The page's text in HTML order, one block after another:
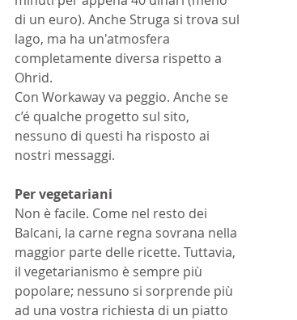
di un euro). Anche Struga si trova sul
lago, ma ha un'atmosfera
completamente diversa rispetto a
Ohrid.
Con Workaway va peggio. Anche se
c’é qualche progetto sul sito,
nessuno di questi ha risposto ai
nostri messaggi.
Per vegetariani
Non è facile. Come nel resto dei
Balcani, la carne regna sovrana nella
maggior parte delle ricette. Tuttavia,
il vegetarianismo è sempre più
popolare; nessuno si sorprende più
ad una vostra richiesta di un piatto